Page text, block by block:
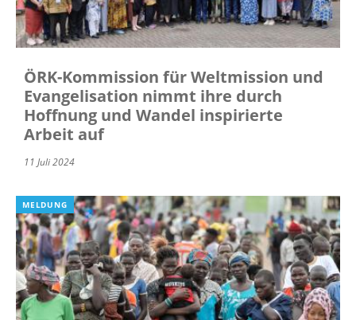
ÖRK-Kommission für Weltmission und
Evangelisation nimmt ihre durch
Hoffnung und Wandel inspirierte
Arbeit auf
11 Juli 2024
MELDUNG